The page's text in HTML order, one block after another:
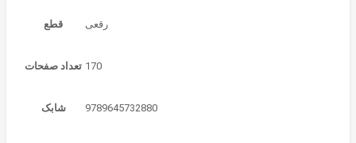
قطع
تعداد صفحات 170
شابک 9789645732880